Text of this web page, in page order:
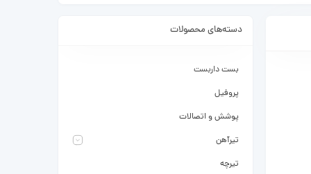
دسته‌های محصولات
بست داربست
پروفیل
پوشش و اتصالات
تیرآهن
تیرچه